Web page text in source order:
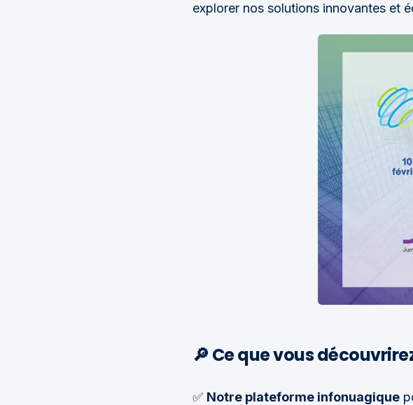
explorer nos solutions innovantes et
🔎 Ce que vous
✅ Notre plateforme infonuagique